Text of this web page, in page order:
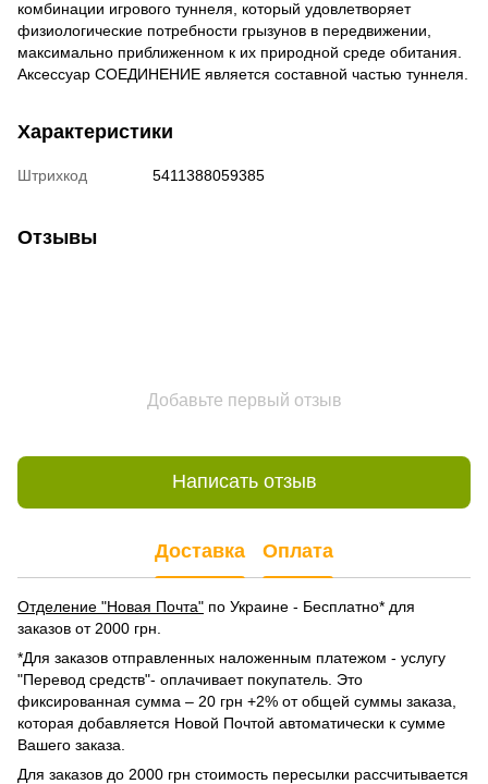
комбинации игрового туннеля, который удовлетворяет
физиологические потребности грызунов в передвижении,
максимально приближенном к их природной среде обитания.
Аксессуар СОЕДИНЕНИЕ является составной частью туннеля.
Характеристики
Штрихкод 5411388059385
Отзывы
Добавьте первый отзыв
Написать отзыв
Доставка Оплата
Отделение "Новая Почта" по Украине - Бесплатно* для
заказов от 2000 грн.
*Для заказов отправленных наложенным платежом - услугу
"Перевод средств"- оплачивает покупатель. Это
фиксированная сумма – 20 грн +2% от общей суммы заказа,
которая добавляется Новой Почтой автоматически к сумме
Вашего заказа.
Для заказов до 2000 грн стоимость пересылки рассчитывается